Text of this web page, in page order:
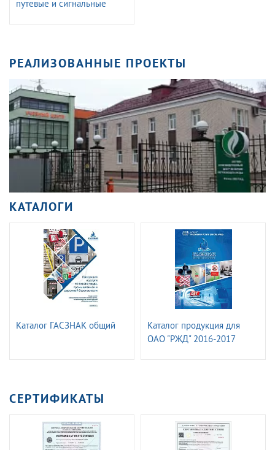
путевые и сигнальные
РЕАЛИЗОВАННЫЕ ПРОЕКТЫ
КАТАЛОГИ
Каталог ГАСЗНАК общий
Каталог продукция для
ОАО "РЖД" 2016-2017
СЕРТИФИКАТЫ